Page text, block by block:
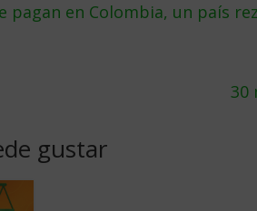
pagan en Colombia, un paí­s
30
gustar